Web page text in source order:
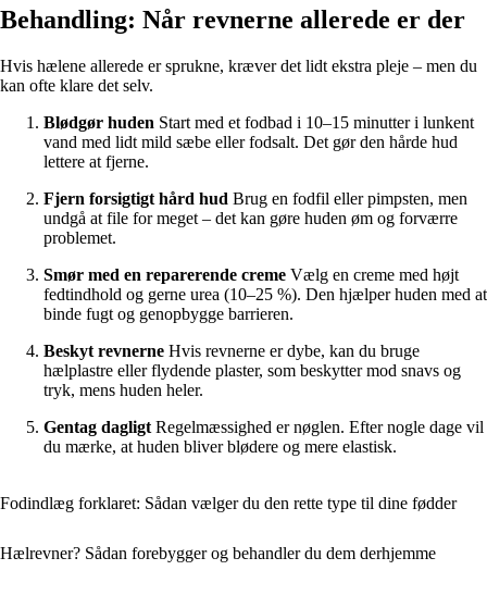
Behandling: Når revnerne allerede er der
Hvis hælene allerede er sprukne, kræver det lidt ekstra pleje – men du
kan ofte klare det selv.
Blødgør huden Start med et fodbad i 10–15 minutter i lunkent
vand med lidt mild sæbe eller fodsalt. Det gør den hårde hud
lettere at fjerne.
Fjern forsigtigt hård hud Brug en fodfil eller pimpsten, men
undgå at file for meget – det kan gøre huden øm og forværre
problemet.
Smør med en reparerende creme Vælg en creme med højt
fedtindhold og gerne urea (10–25 %). Den hjælper huden med at
binde fugt og genopbygge barrieren.
Beskyt revnerne Hvis revnerne er dybe, kan du bruge
hælplastre eller flydende plaster, som beskytter mod snavs og
tryk, mens huden heler.
Gentag dagligt Regelmæssighed er nøglen. Efter nogle dage vil
du mærke, at huden bliver blødere og mere elastisk.
Fodindlæg forklaret: Sådan vælger du den rette type til dine fødder
Hælrevner? Sådan forebygger og behandler du dem derhjemme